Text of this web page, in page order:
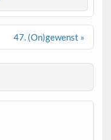
47. (On)gewenst »